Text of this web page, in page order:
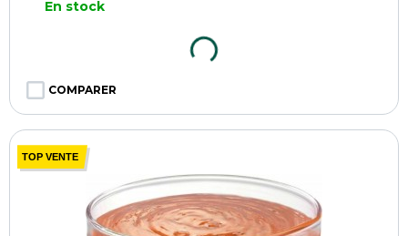
En stock
COMPARER
TOP VENTE